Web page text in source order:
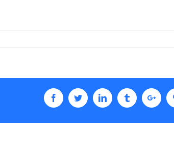
FacebookTwitterLinkedin Tumblr